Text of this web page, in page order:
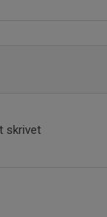
skrivet